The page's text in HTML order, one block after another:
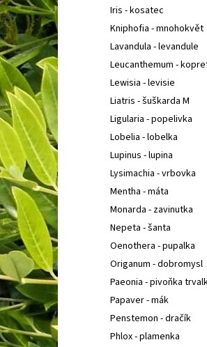
Iris - kosatec
Kniphofia - mnohokvět
Lavandula - levandule
Leucanthemum -
Lewisia - levisie
Liatris - šuškarda M
Ligularia - popelivka
Lobelia - lobelka
Lupinus - lupina
Lysimachia - vrbovka
Mentha - máta
Monarda - zavinutka
Nepeta - šanta
Oenothera - pupalka
Origanum - dobromysl
Paeonia - pivoňka
Papaver - mák
Penstemon - dračík
Phlox - plamenka